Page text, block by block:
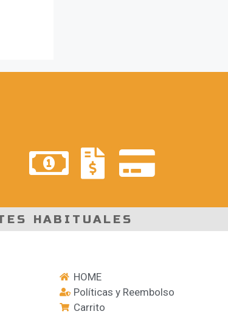
HABITUALES
HOME
Políticas y Reembolso
Carrito